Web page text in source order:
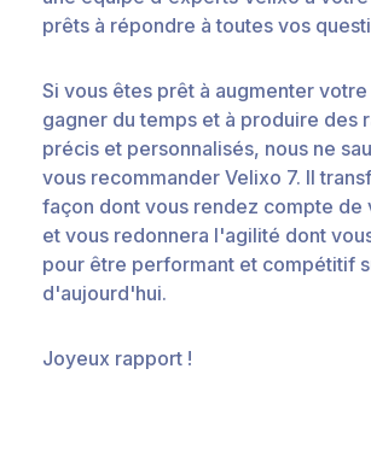
prêts à répondre à toutes vos
Si vous êtes prêt à augmenter
gagner du temps et à produire des
précis et personnalisés, nous ne
vous recommander Velixo 7. Il
façon dont vous rendez compte de
et vous redonnera l'agilité dont
pour être performant et compétitif
d'aujourd'hui.
Joyeux rapport !